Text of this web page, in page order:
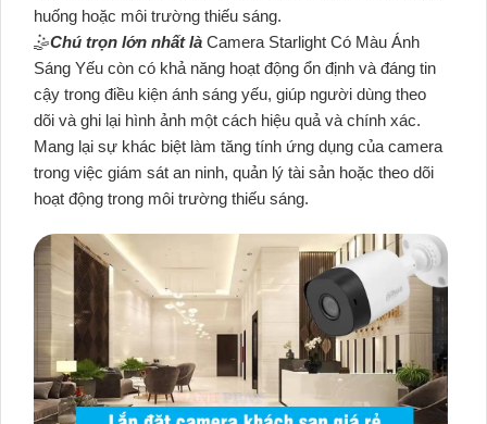
huống hoặc môi trường thiếu sáng.
🤹Chú trọn lớn nhất là Camera Starlight Có Màu Ánh
Sáng Yếu còn có khả năng hoạt động ổn định và đáng tin
cậy trong điều kiện ánh sáng yếu, giúp người dùng theo
dõi và ghi lại hình ảnh một cách hiệu quả và chính xác.
Mang lại sự khác biệt làm tăng tính ứng dụng của camera
trong việc giám sát an ninh, quản lý tài sản hoặc theo dõi
hoạt động trong môi trường thiếu sáng.